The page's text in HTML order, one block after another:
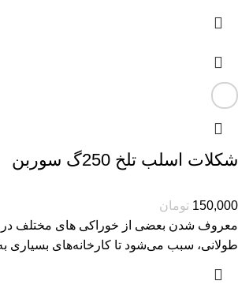
شکلات اسلب تلخ 250گ سوربن
150,000 تومان
معروف شدن بعضی از خوراکی های مختلف در
طولانی، سبب می‌شود تا کارخانه‌های بسیاری به